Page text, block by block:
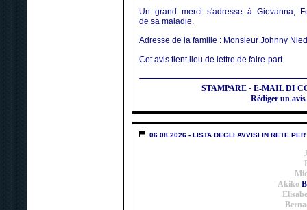
Un grand merci s'adresse à Giovanna,
de sa maladie.
Adresse de la famille : Monsieur Johnny
Cet avis tient lieu de lettre de faire-part.
STAMPARE- E-MAIL DI
Rédiger un
06.08.2026 - LISTA DEGLI AVVISI IN RETE
Akiko